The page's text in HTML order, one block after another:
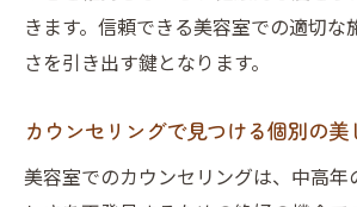
カウンセリングの重要性と
長期的な美しさをサポートす
自分に合ったサービスを選ぶ
個別ケアで自信を引き出す中高
きます。信頼できる美容室での適切な
さを引き出す鍵となります。
カウンセリングで見つける個別の美
美容室でのカウンセリングは、中高年